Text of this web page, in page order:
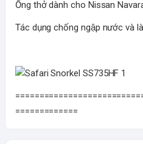
Ống thở dành cho Nissan
Tác dụng chống ngập nước và
=============